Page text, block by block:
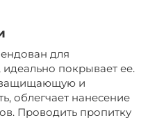
для
покрывает ее.
защищающую и
облегчает нанесение
Проводить пропитку